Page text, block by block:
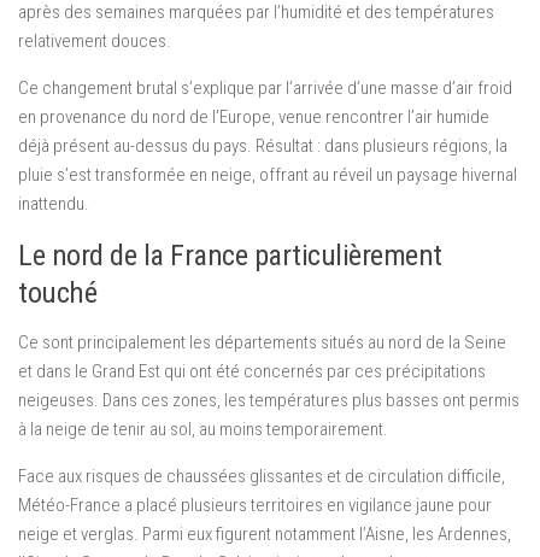
après des semaines marquées par l’humidité et des températures
relativement douces.
Ce changement brutal s’explique par l’arrivée d’une masse d’air froid
en provenance du nord de l’Europe, venue rencontrer l’air humide
déjà présent au-dessus du pays. Résultat : dans plusieurs régions, la
pluie s’est transformée en neige, offrant au réveil un paysage hivernal
inattendu.
Le nord de la France particulièrement
touché
Ce sont principalement les départements situés au nord de la Seine
et dans le Grand Est qui ont été concernés par ces précipitations
neigeuses. Dans ces zones, les températures plus basses ont permis
à la neige de tenir au sol, au moins temporairement.
Face aux risques de chaussées glissantes et de circulation difficile,
Météo-France a placé plusieurs territoires en vigilance jaune pour
neige et verglas. Parmi eux figurent notamment l’Aisne, les Ardennes,